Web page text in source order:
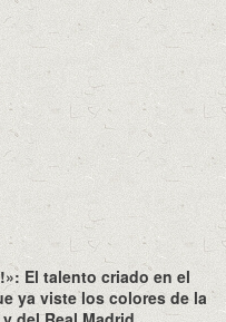
El talento criado en el
ya viste los colores de la